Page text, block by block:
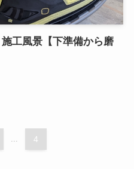
工風景【下準備から磨
... 4